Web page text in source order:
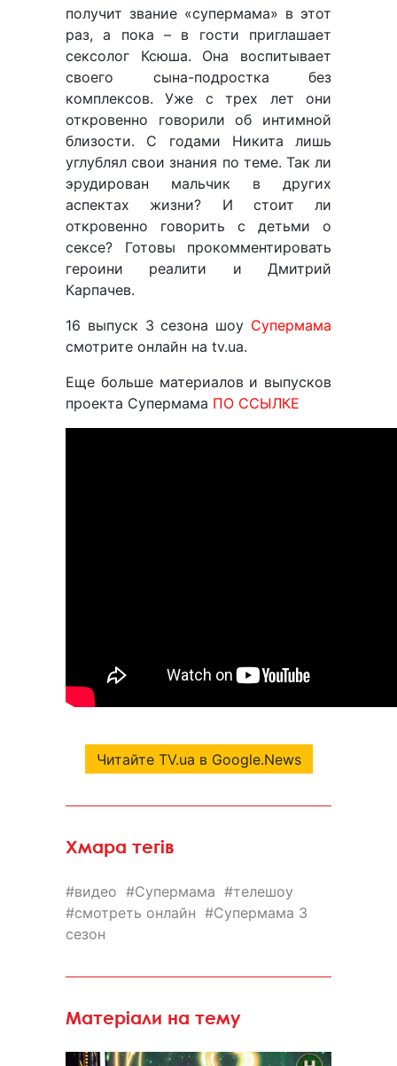
получит звание «супермама» в этот
раз, а пока – в гости приглашает
сексолог Ксюша. Она воспитывает
своего сына-подростка без
комплексов. Уже с трех лет они
откровенно говорили об интимной
близости. С годами Никита лишь
углублял свои знания по теме. Так ли
эрудирован мальчик в других
аспектах жизни? И стоит ли
откровенно говорить с детьми о
сексе? Готовы прокомментировать
героини реалити и Дмитрий
Карпачев.
16 выпуск 3 сезона шоу Супермама
смотрите онлайн на tv.ua.
Еще больше материалов и выпусков
проекта Супермама ПО ССЫЛКЕ
Читайте TV.ua в Google.News
Хмара тегів
видео Супермама
телешоу
смотреть онлайн
Супермама 3
сезон
Матеріали на тему